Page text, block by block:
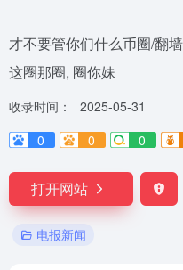
才不要管你们什么币圈/翻
这圈那圈, 圈你妹
收录时间：
2025-05-31
0
0 0
打开网站
电报新闻